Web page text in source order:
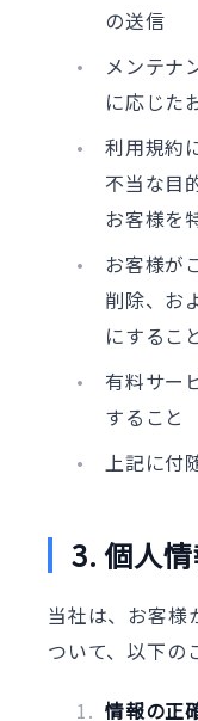
の送信
メンテナ
に応じた
利用規約
不当な目
お客様を
お客様が
削除、お
にするこ
有料サー
すること
上記に付
3. 個人
当社は、お客様
ついて、以下の
情報の正